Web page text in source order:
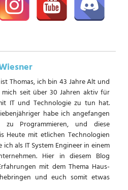
Thomas, ich bin 43 Jahre Alt und
mich seit über 30 Jahren aktiv für
IT und Technologie zu tun hat.
habe ich angefangen
zu Programmieren, und diese
Heute mit etlichen Technologien
als IT System Engineer in einem
Hier in diesem Blog
mit dem Thema Haus-
und euch somit etwas